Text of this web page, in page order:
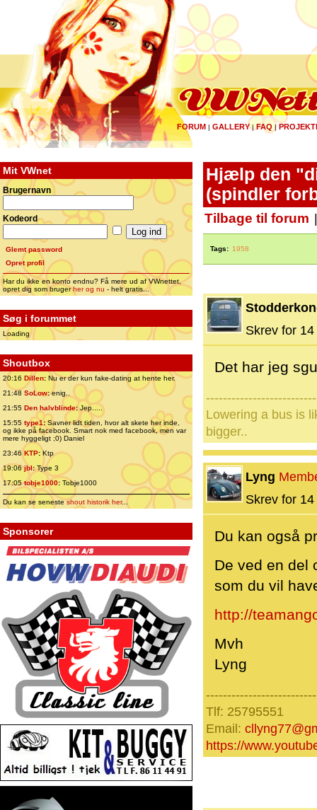
FORUM | GALLERY|FAQ |
Mit VWnet
Brugernavn
Kodeord
Glemt password
Opret profil
Har du ikke en konto endnu? Få mere ud af VWnettet,
opret dig som brugerher og nu - helt gratis...
Søg i forummet
Loading
Shoutbox
20:16 Dillen: Nu er der kun fake-dating at hente her.
21:48 SoLow:enig..
21:55 Den halvblinde:Jep.....
15:55 type1:Savner lidt tiden, hvor alt skete her inde,
og ikke på facebook. Smart nok med facebook, men var
mere hyggeligt ;0) Daniel
23:46 KTP:Ktp
19:06jbl:Type 3
17:05tobje1000: Tobje1000
Du kan se senesteshout historik her...
Sponsorer
Hjælp den
(spindler
Tilbage til forum
Tags: 1958
Skrev for
Det har jeg
Lowering a bus is
bigger..
Lyng
Skrev for
Du kan også
De ved en del
som du vil
http://
Mvh
Lyng
Tlf: 25795551
Email:
https://